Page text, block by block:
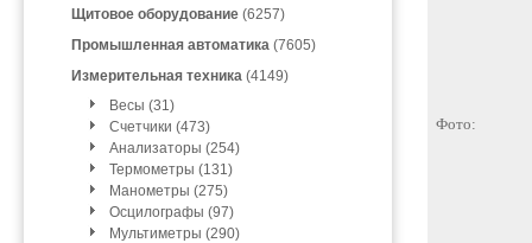
Щитовое оборудование (6257)
Промышленная автоматика (7605)
Измерительная техника (4149)
Весы (31)
Счетчики (473)
Анализаторы (254)
Термометры (131)
Манометры (275)
Осцилографы (97)
Мультиметры (290)
Фото: